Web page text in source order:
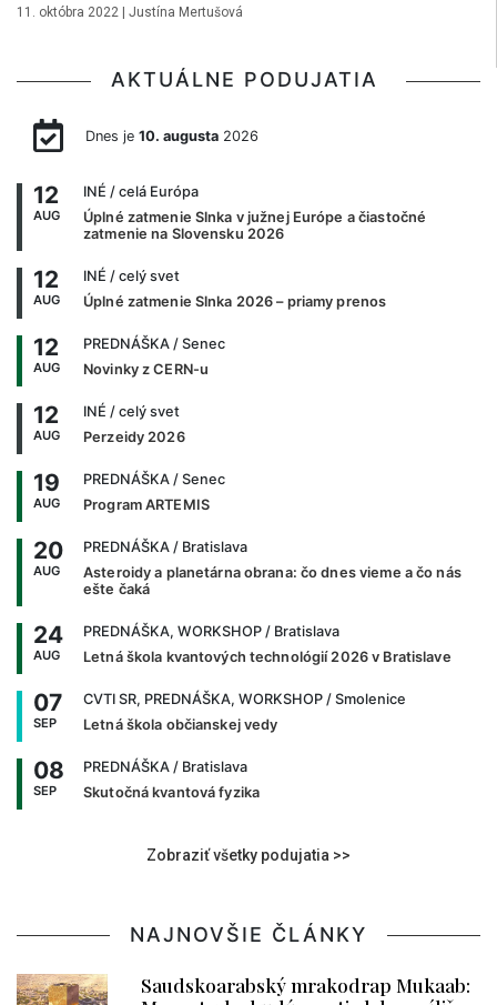
11. októbra 2022 Justína Mertušová
AKTUÁLNE PODUJATIA
Dnes je 10. augusta2026
12
AUG
INÉ / celá Európa
Úplné zatmenie Slnka v južnej Európe a čiastočné
zatmenie na Slovensku 2026
12
AUG
INÉ / celý svet
Úplné zatmenie Slnka 2026 – priamy prenos
12
AUG
PREDNÁŠKA / Senec
Novinky z CERN-u
12
AUG
INÉ / celý svet
Perzeidy 2026
19
AUG
PREDNÁŠKA / Senec
Program ARTEMIS
20
AUG
PREDNÁŠKA / Bratislava
Asteroidy a planetárna obrana: čo dnes vieme a čo nás
ešte čaká
24
AUG
PREDNÁŠKA, WORKSHOP / Bratislava
Letná škola kvantových technológií 2026 v Bratislave
07
SEP
CVTI SR, PREDNÁŠKA, WORKSHOP / Smolenice
Letná škola občianskej vedy
08
SEP
PREDNÁŠKA / Bratislava
Skutočná kvantová fyzika
Zobraziť všetky podujatia >>
NAJNOVŠIE ČLÁNKY
Saudskoarabský mrakodrap Mukaab: